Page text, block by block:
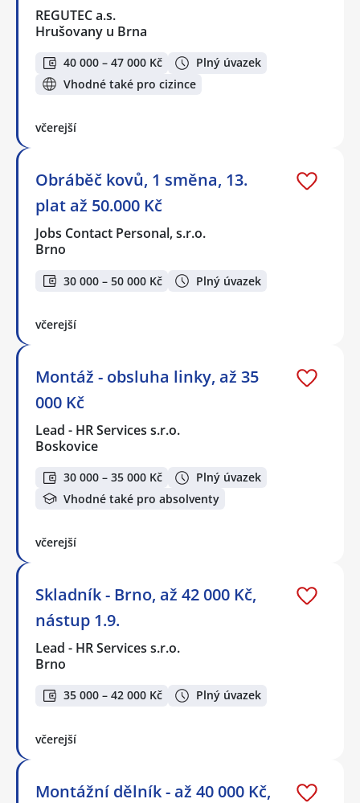
REGUTEC a.s.
Hrušovany u Brna
40 000 – 47 000 Kč
Plný úvazek
Vhodné také pro cizince
včerejší
Obráběč kovů, 1 směna, 13.
plat až 50.000 Kč
Jobs Contact Personal, s.r.o.
Brno
30 000 – 50 000 Kč Plný úvazek
včerejší
Montáž - obsluha linky, až 35
000 Kč
Lead - HR Services s.r.o.
Boskovice
30 000 – 35 000 Kč
Plný úvazek
Vhodné také pro absolventy
včerejší
Skladník - Brno, až 42 000 Kč,
nástup 1.9.
Lead - HR Services s.r.o.
Brno
35 000 – 42 000 Kč Plný úvazek
včerejší
Montážní dělník - až 40 000 Kč,